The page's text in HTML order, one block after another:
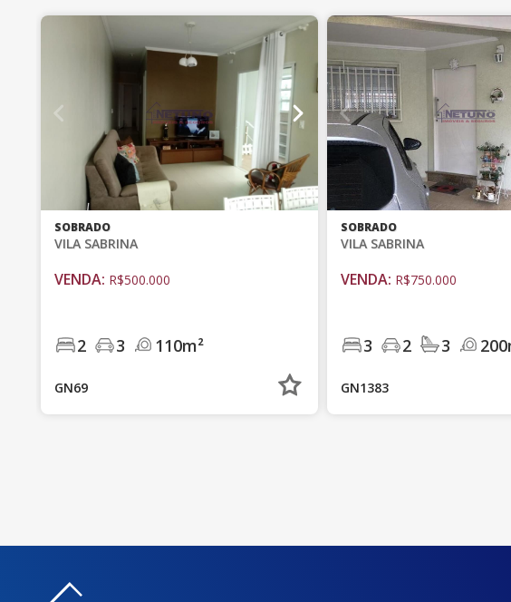
SOBRADO
VILA SABRINA
VENDA: R$500.000
2 3 110m²
GN69
SOBRADO
VILA SABRINA
VENDA: R$750.000
3 2 3
GN1383